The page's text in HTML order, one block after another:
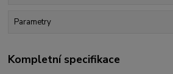
Parametry
Kompletní specifikace